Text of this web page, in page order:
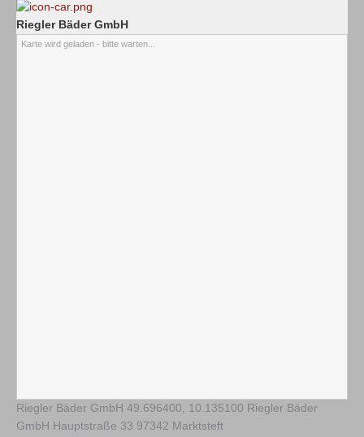
Riegler Bäder GmbH
Karte wird geladen - bitte warten...
Riegler Bäder GmbH 49.696400 10.135100 Riegler Bäder
GmbH Hauptstraße 33 97342 Marktsteft